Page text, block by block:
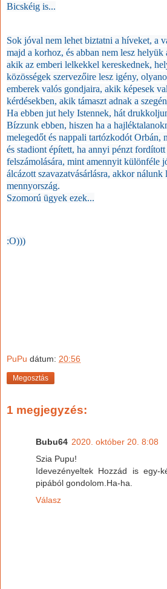
Bicskéig is...
Sok jóval nem lehet biztatni a híveket, a
majd a korhoz, és abban nem lesz
akik az emberi lelkekkel kereskednek,
közösségek szervezőire lesz igény,
emberek valós gondjaira, akik képesek
kérdésekben, akik támaszt adnak a
Ha ebben jut hely Istennek, hát
Bízzunk ebben, hiszen ha a
melegedőt és nappali tartózkodót Orbán,
és stadiont épített, ha annyi pénzt
felszámolására, mint amennyit különféle
álcázott szavazatvásárlásra, akkor nálunk
mennyország.
Szomorú ügyek ezek...
:O)))
PuPu dátum: 20:56
Megosztás
1 megjegyzés:
Bubu64 2020. október 20. 8:08
Szia Pupu!
Idevezényeltek Hozzád is egy-
pipából gondolom.Ha-ha.
Válasz